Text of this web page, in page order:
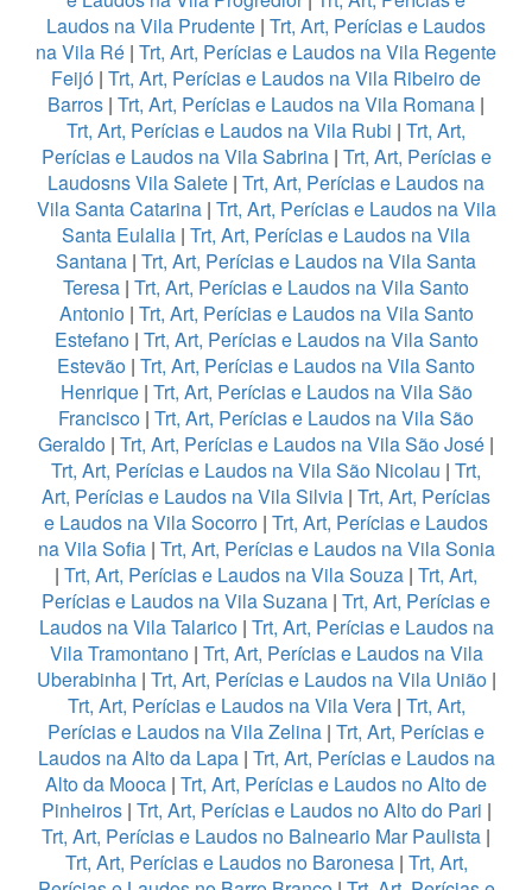
Laudos na Vila Prudente | Trt, Art, Perícias e Laudos
na Vila Ré | Trt, Art, Perícias e Laudos na Vila Regente
Feijó | Trt, Art, Perícias e Laudos na Vila Ribeiro de
Barros | Trt, Art, Perícias e Laudos na Vila Romana |
Trt, Art, Perícias e Laudos na Vila Rubi | Trt, Art,
Perícias e Laudos na Vila Sabrina| Trt, Art, Perícias e
Laudosns Vila Salete | Trt, Art, Perícias e Laudos na
Vila Santa Catarina| Trt, Art, Perícias e Laudos na Vila
Santa Eulalia | Trt, Art, Perícias e Laudos na Vila
Santana | Trt, Art, Perícias e Laudos na Vila Santa
Teresa | Trt, Art, Perícias e Laudos na Vila Santo
Antonio| Trt, Art, Perícias e Laudos na Vila Santo
Estefano| Trt, Art, Perícias e Laudos na Vila Santo
Estevão | Trt, Art, Perícias e Laudos na Vila Santo
Henrique| Trt, Art, Perícias e Laudos na Vila São
Francisco | Trt, Art, Perícias e Laudos na Vila São
Geraldo | Trt, Art, Perícias e Laudos na Vila São José |
Trt, Art, Perícias e Laudos na Vila São Nicolau | Trt,
Art, Perícias e Laudos na Vila Silvia | Trt, Art, Perícias
e Laudos na Vila Socorro | Trt, Art, Perícias e Laudos
na Vila Sofia| Trt, Art, Perícias e Laudos na Vila Sonia
| Trt, Art, Perícias e Laudos na Vila Souza | Trt, Art,
Perícias e Laudos na Vila Suzana | Trt, Art, Perícias e
Laudos na Vila Talarico| Trt, Art, Perícias e Laudos na
Vila Tramontano| Trt, Art, Perícias e Laudos na Vila
Uberabinha| Trt, Art, Perícias e Laudos na Vila União|
Trt, Art, Perícias e Laudos na Vila Vera| Trt, Art,
Perícias e Laudos na Vila Zelina | Trt, Art, Perícias e
Laudos na Alto da Lapa| Trt, Art, Perícias e Laudos na
Alto da Mooca | Trt, Art, Perícias e Laudos no Alto de
Pinheiros| Trt, Art, Perícias e Laudos no Alto do Pari |
Trt, Art, Perícias e Laudos no Balneario Mar Paulista |
Trt, Art, Perícias e Laudos no Baronesa| Trt, Art,